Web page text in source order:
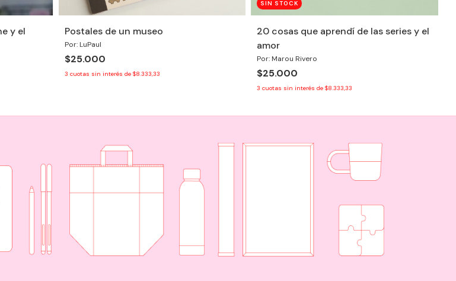
y el
Postales de un museo
Por: LuPaul
$25.000
3 cuotas sin interés de $8.333,33
SIN STOCK
20 cosas que aprendí de las series y el
amor
Por: Marou Rivero
$25.000
3 cuotas sin interés de$8.333,33